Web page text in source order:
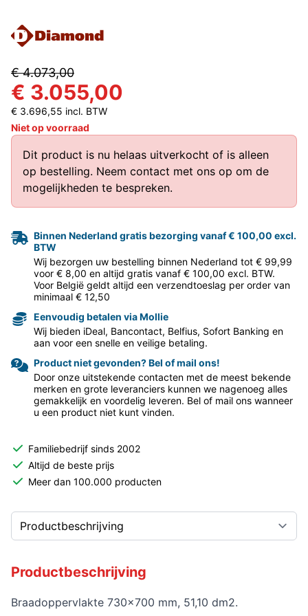
€ 4.073,00
€ 3.055,00
€ 3.696,55 incl. BTW
Niet op voorraad
Dit product is nu helaas uitverkocht of is alleen
op bestelling. Neem contact met ons op om de
mogelijkheden te bespreken.
Binnen Nederland gratis bezorging vanaf € 100,00 excl.
BTW
Wij bezorgen uw bestelling binnen Nederland tot € 99,99
voor € 8,00 en altijd gratis vanaf € 100,00 excl. BTW.
Voor België geldt altijd een verzendtoeslag per order van
minimaal € 12,50
Eenvoudig betalen via Mollie
Wij bieden iDeal, Bancontact, Belfius, Sofort Banking en
aan voor een snelle en veilige betaling.
Product niet gevonden? Bel of mail ons!
Door onze uitstekende contacten met de meest bekende
merken en grote leveranciers kunnen we nagenoeg alles
gemakkelijk en voordelig leveren. Bel of mail ons wanneer
u een product niet kunt vinden.
Familiebedrijf sinds 2002
Altijd de beste prijs
Meer dan 100.000 producten
Productbeschrijving
Braadoppervlakte 730x700 mm, 51,10 dm2.